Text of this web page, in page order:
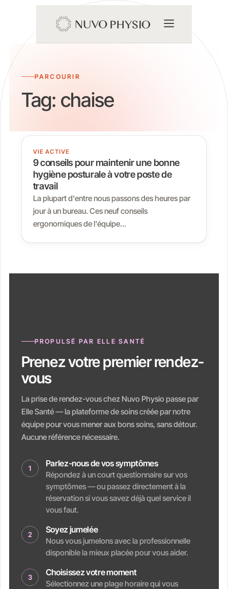
PARCOURIR
Tag: chaise
VIE ACTIVE
9 conseils pour maintenir une bonne
hygiène posturale à votre poste de
travail
La plupart d'entre nous passons des heures par
jour à un bureau. Ces neuf conseils
ergonomiques de l'équipe…
PROPULSÉ PAR ELLE SANTÉ
Prenez votre premier rendez-
vous
La prise de rendez-vous chez Nuvo Physio passe par
Elle Santé — la plateforme de soins créée par notre
équipe pour vous mener aux bons soins, sans détour.
Aucune référence nécessaire.
1 Parlez-nous de vos symptômes
Répondez à un court questionnaire sur vos
symptômes — ou passez directement à la
réservation si vous savez déjà quel service il
vous faut.
2 Soyez jumelée
Nous vous jumelons avec la professionnelle
disponible la mieux placée pour vous aider.
3 Choisissez votre moment
Sélectionnez une plage horaire qui vous